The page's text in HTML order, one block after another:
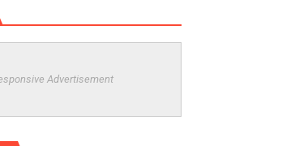
Advertisement